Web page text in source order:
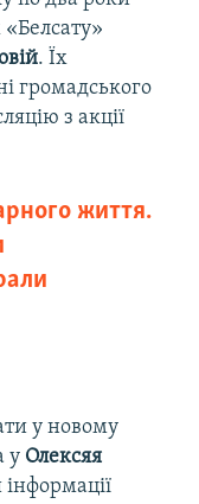
. Їх
громадського
з акції
життя.
у новому
у Олексяя